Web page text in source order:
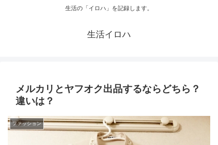
生活の「イロハ」を記録します。
生活イロハ
メルカリとヤフオク出品するならどちら？
違いは？
ファッション